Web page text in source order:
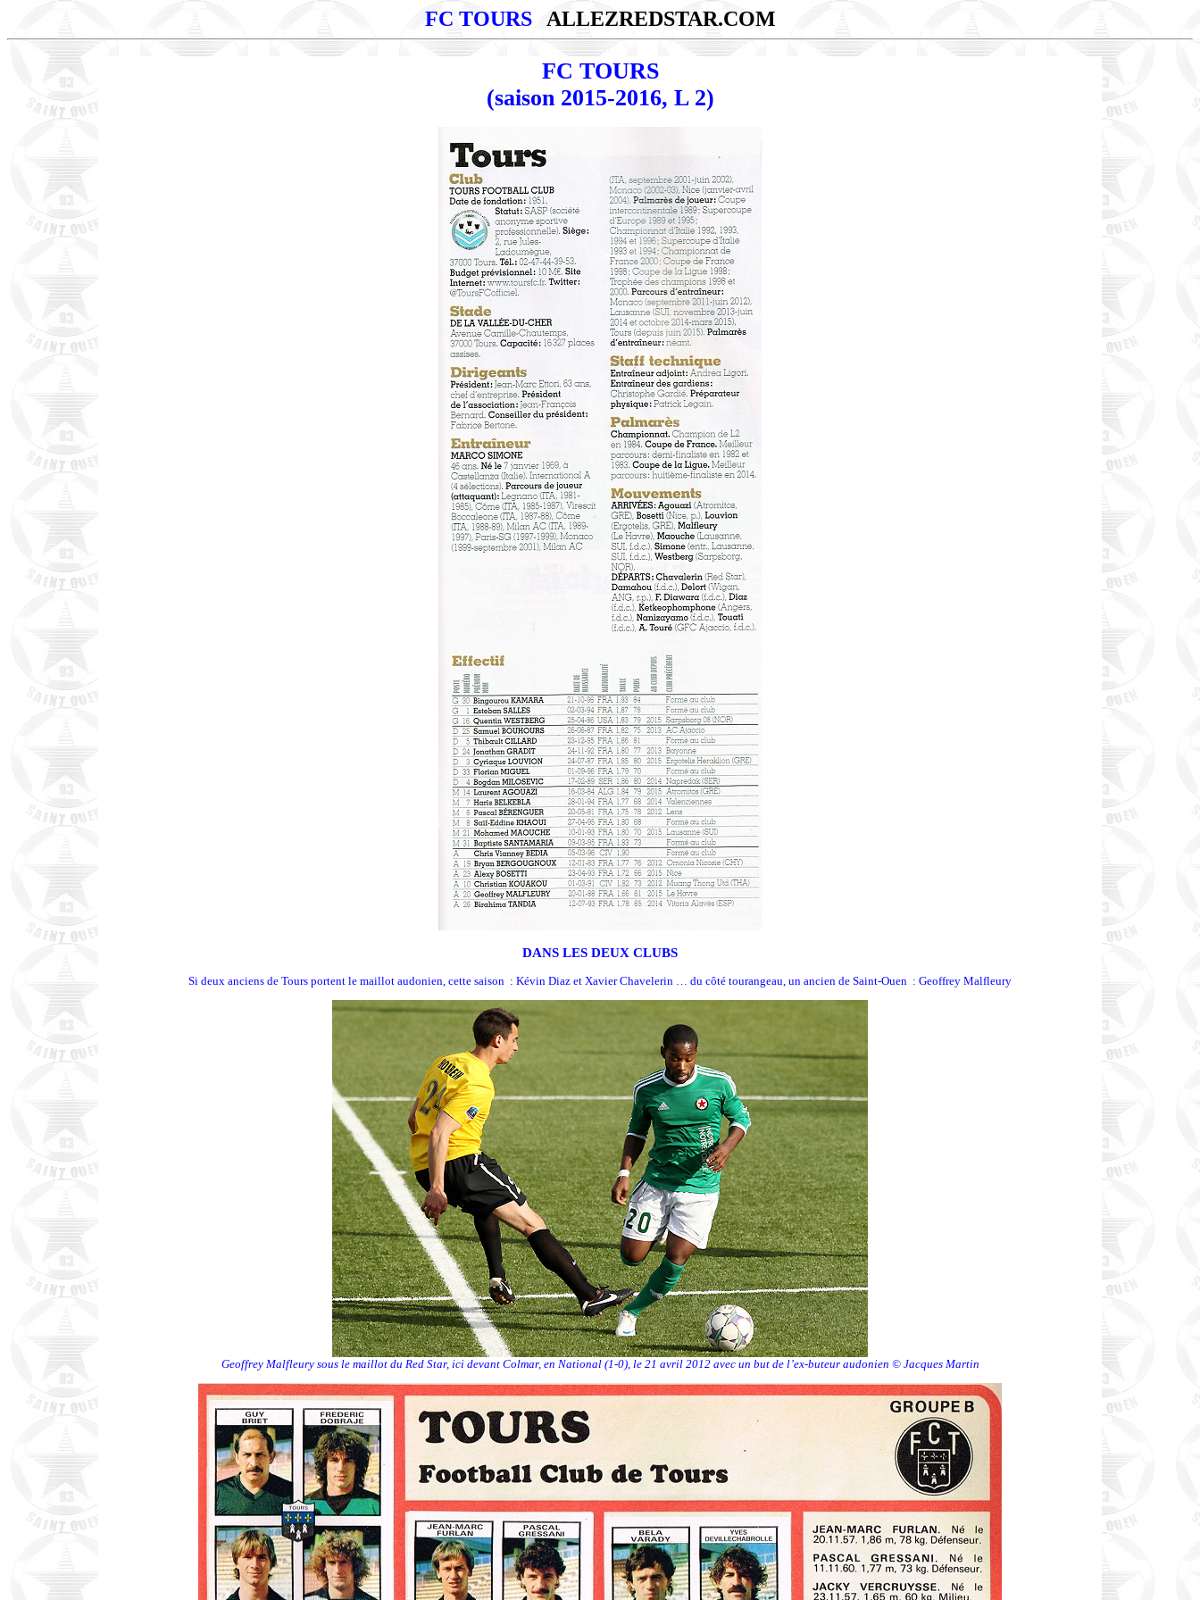
FC TOURS ALLEZREDSTAR.COM
FC TOURS
(saison 2015-2016, L 2)
DANS LES DEUX CLUBS
Si deux anciens de Tours portent le maillot audonien, cette saison : Kévin Diaz et Xavier Chavelerin … du côté tourangeau, un ancien de Saint-Ouen : Geoffrey Malfleury
Geoffrey Malfleury sous le maillot du Red Star, ici devant Colmar, en National (1-0), le 21 avril 2012 avec un but de l’ex-buteur audonien © Jacques Martin